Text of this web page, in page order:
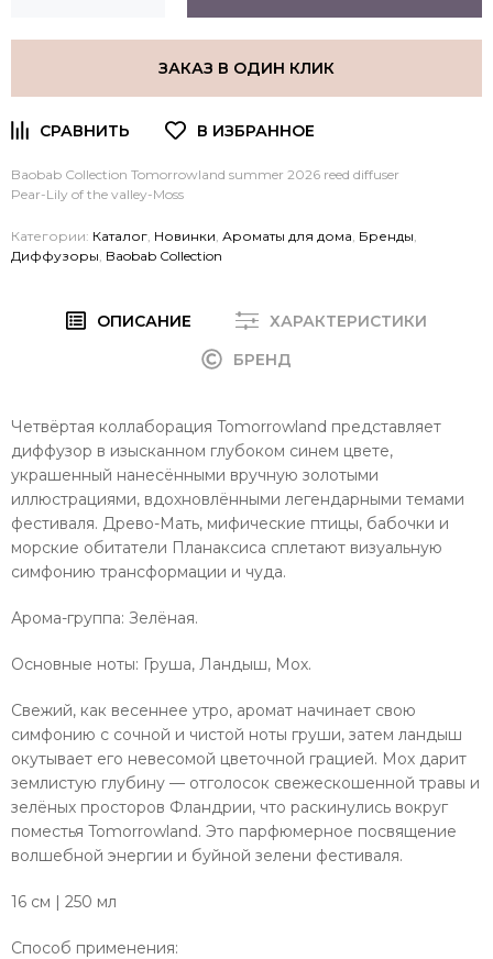
ЗАКАЗ В ОДИН КЛИК
Baobab Collection Tomorrowland summer 2026 reed diffuser
Pear-Lily of the valley-Moss
Категории: Каталог Новинки Ароматы для дома Бренды
Диффузоры Baobab Collection
ОПИСАНИЕ
ХАРАКТЕРИСТИКИ
БРЕНД
Четвёртая коллаборация Tomorrowland представляет
диффузор в изысканном глубоком синем цвете,
украшенный нанесёнными вручную золотыми
иллюстрациями, вдохновлёнными легендарными темами
фестиваля. Древо-Мать, мифические птицы, бабочки и
морские обитатели Планаксиса сплетают визуальную
симфонию трансформации и чуда.
Арома-группа: Зелёная.
Основные ноты: Груша, Ландыш, Мох.
Свежий, как весеннее утро, аромат начинает свою
симфонию с сочной и чистой ноты груши, затем ландыш
окутывает его невесомой цветочной грацией. Мох дарит
землистую глубину — отголосок свежескошенной травы и
зелёных просторов Фландрии, что раскинулись вокруг
поместья Tomorrowland. Это парфюмерное посвящение
волшебной энергии и буйной зелени фестиваля.
16 см | 250 мл
Способ применения: